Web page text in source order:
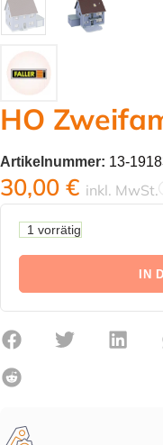
HO
Artikelnummer: 13-
30,00 € inkl. MwSt.
1 vorrätig
IN